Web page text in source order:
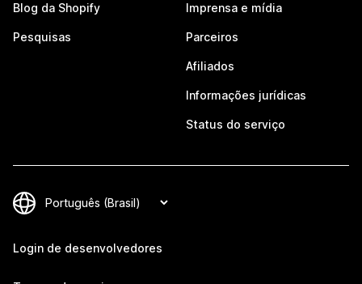
Blog da Shopify
Pesquisas
Imprensa e mídia
Parceiros
Afiliados
Informações jurídicas
Status do serviço
Login de desenvolvedores